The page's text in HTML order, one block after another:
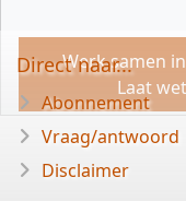
Werk samen
Laat
Direct naar...
Abonnement
Vraag/antwoord
Disclaimer